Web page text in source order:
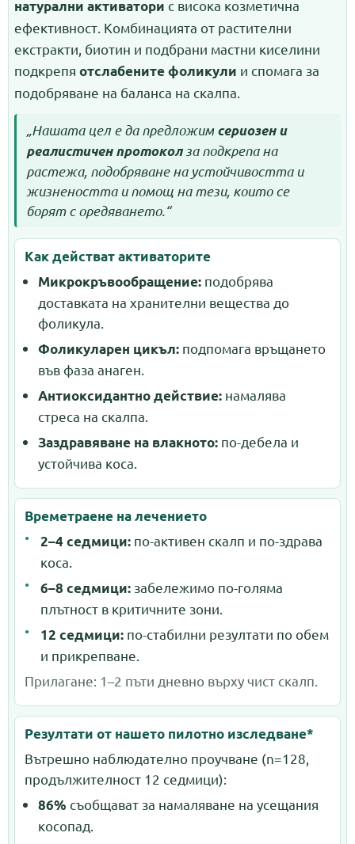
натурални активатори с висока козметична
ефективност. Комбинацията от растителни
екстракти, биотин и подбрани мастни киселини
подкрепя отслабените фоликули и спомага за
подобряване на баланса на скалпа.
„Нашата цел е да предложимсериозен и
реалистичен протоколза подкрепа на
растежа, подобряване на устойчивостта и
жизнеността и помощ на тези, които се
борят с оредяването.“
Как действат активаторите
Микрокръвообращение: подобрява
доставката на хранителни вещества до
фоликула.
Фоликуларен цикъл: подпомага връщането
във фаза анаген.
Антиоксидантно действие: намалява
стреса на скалпа.
Заздравяване на влакното: по-дебела и
устойчива коса.
Времетраене на лечението
2–4 седмици: по-активен скалп и по-здрава
коса.
6–8 седмици: забележимо по-голяма
плътност в критичните зони.
12 седмици: по-стабилни резултати по обем
и прикрепване.
Прилагане: 1–2 пъти дневно върху чист скалп.
Резултати от нашето пилотно изследване*
Вътрешно наблюдателно проучване (n=128,
продължителност 12 седмици):
86% съобщават за намаляване на усещания
косопад.